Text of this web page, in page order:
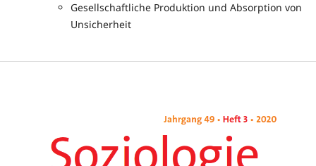
Gesellschaftliche Produktion und Absorption von
Unsicherheit